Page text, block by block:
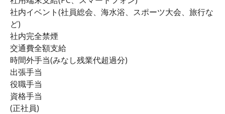
社内イベント(社員総会、海水浴、スポーツ大会、旅行な
ど)
社内完全禁煙
交通費全額支給
時間外手当(みなし残業代超過分)
出張手当
役職手当
資格手当
(正社員)